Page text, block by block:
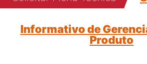
Informativo de
Produto